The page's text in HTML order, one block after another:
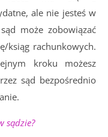
ale nie jesteś w
może zobowiązać
ksiąg rachunkowych.
kroku możesz
sąd bezpośrednio
sądzie?